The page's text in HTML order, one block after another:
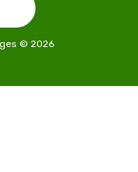
© 2026